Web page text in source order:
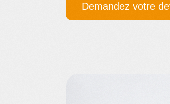
Demandez votre